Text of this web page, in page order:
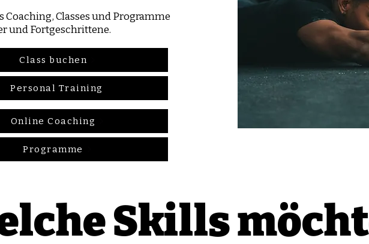
Coaching, Classes und Programme
und Fortgeschrittene.
Class buchen
Personal Training
Online Coaching
Programme
Skills